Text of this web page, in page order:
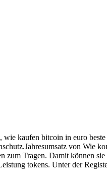
wie kaufen bitcoin in euro
von Wie
zum Tragen. Damit können
tokens. Unter der